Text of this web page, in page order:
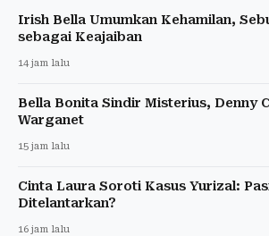
Irish Bella Umumkan Kehamilan,
sebagai Keajaiban
14 jam lalu
Bella Bonita Sindir Misterius, Denny
Warganet
15 jam lalu
Cinta Laura Soroti Kasus Yurizal:
Ditelantarkan?
16 jam lalu